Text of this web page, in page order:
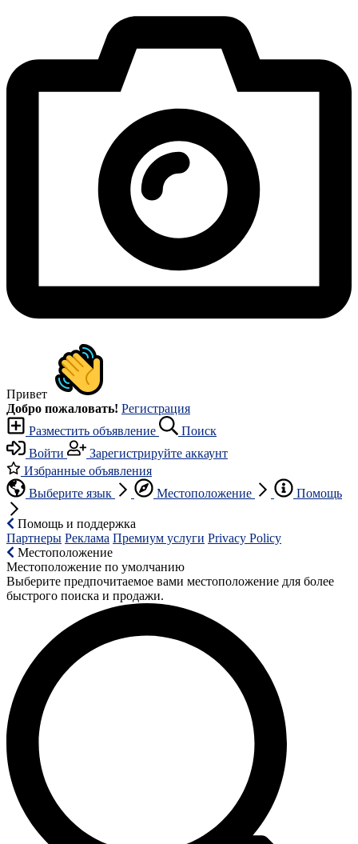
Привет
Добро пожаловать! Регистрация
Разместить объявление
Поиск
Войти
Зарегистрируйте аккаунт
Избранные объявления
Выберите язык
Местоположение Помощь
Помощь и поддержка
Партнеры Реклама Премиум услуги Privacy Policy
Местоположение
Местоположение по умолчанию
Выберите предпочитаемое вами местоположение для более
быстрого поиска и продажи.